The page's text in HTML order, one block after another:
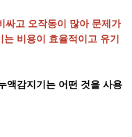
싸고 오작동이 많아 문제가
비용이 효율적이고 유기
액감지기는 어떤 것을 사용